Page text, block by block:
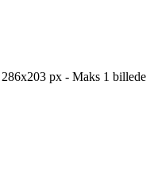
px - Maks 1 billede